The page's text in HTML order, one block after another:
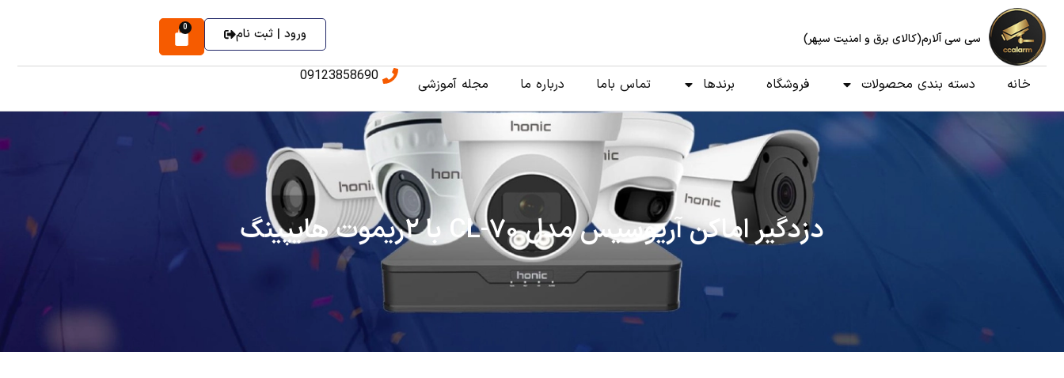
سی سی آلارم(کالای برق و امنیت سپهر) ورود | ثبت نام 0
خانه دسته بندی محصولات فروشگاه برندها تماس باما درباره ما مجله آموزشی 09123858690
دزدگیر اماکن آریوسیس مدل CL-۷۰ با ۲ریموت هایپینگ